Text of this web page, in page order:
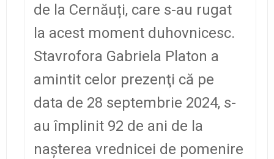
de la Cernăuți, care s-au rugat
la acest moment duhovnicesc.
Stavrofora Gabriela Platon a
amintit celor prezenţi că pe
data de 28 septembrie 2024, s-
au împlinit 92 de ani de la
naşterea vrednicei de pomenire